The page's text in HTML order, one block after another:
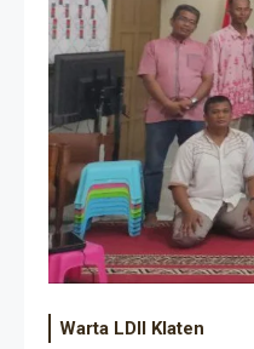
Warta LDII Klaten